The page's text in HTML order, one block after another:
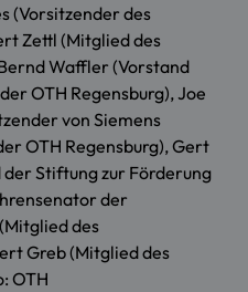
(Vorsitzender des
Zettl (Mitglied des
Waffler (Vorstand
OTH Regensburg), Joe
von Siemens
OTH Regensburg), Gert
Stiftung zur Förderung
der
des
Greb (Mitglied des
OTH